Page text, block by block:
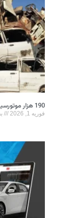
190 هزار موتورسیکلت و خودرو اسقاط شد
فوریه 1, 2026